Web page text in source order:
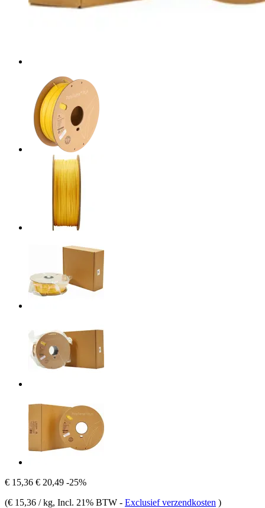
€ 15,36 € 20,49 -25%
(€ 15,36 / kg, Incl. 21% BTW - Exclusief verzendkosten )